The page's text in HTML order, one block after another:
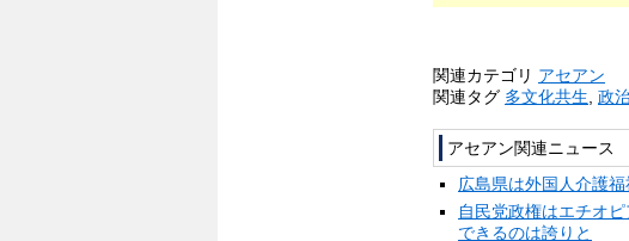
関連カテゴリ アセアン
関連タグ 多文化共生 政
アセアン関連ニュース
広島県は外国人介護
自民党政権はエチオ
できるのは誇りと